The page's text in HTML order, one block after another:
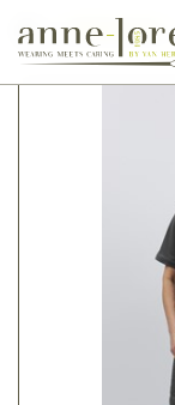
Textiles de soin